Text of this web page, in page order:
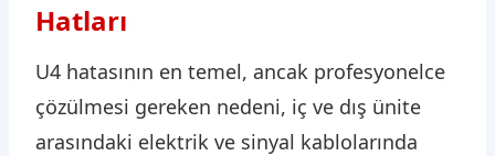
Hatları
U4 hatasının en temel, ancak profesyonelce
çözülmesi gereken nedeni, iç ve dış ünite
arasındaki elektrik ve sinyal kablolarında